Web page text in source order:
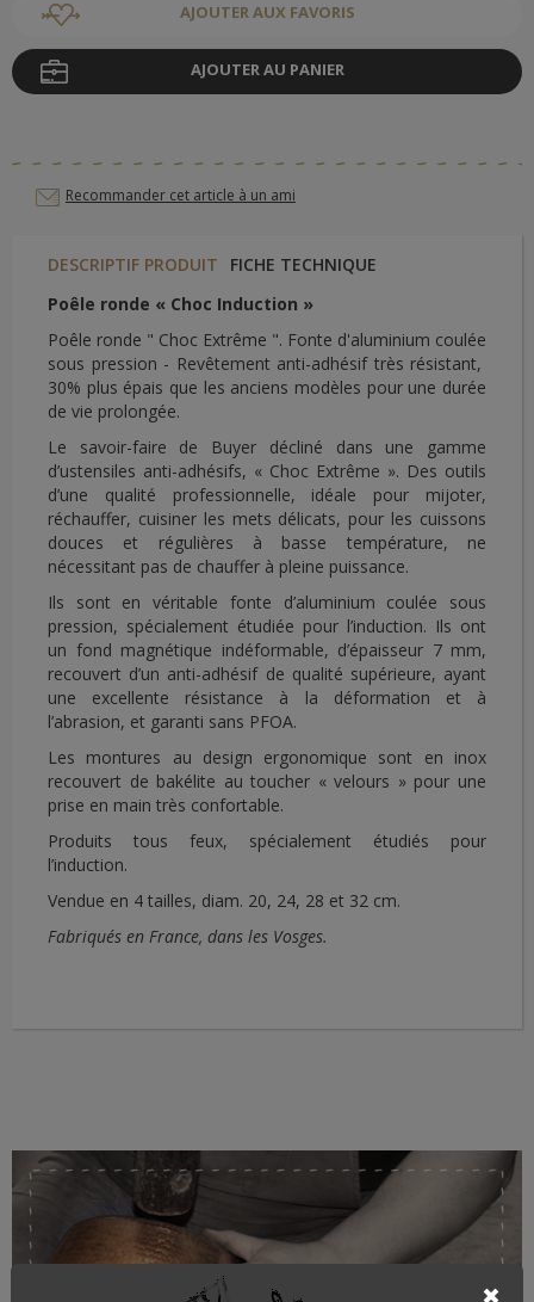
AJOUTER AUX FAVORIS
AJOUTER AU PANIER
Recommander cet article à un ami
DESCRIPTIF PRODUIT
FICHE TECHNIQUE
Poêle ronde « Choc Induction »
Poêle ronde " Choc Extrême ". Fonte d'aluminium coulée
sous pression - Revêtement anti-adhésif très résistant,
30% plus épais que les anciens modèles pour une durée
de vie prolongée.
Le savoir-faire de Buyer décliné dans une gamme
d’ustensiles anti-adhésifs, « Choc Extrême ». Des outils
d’une qualité professionnelle, idéale pour mijoter,
réchauffer, cuisiner les mets délicats, pour les cuissons
douces et régulières à basse température, ne
nécessitant pas de chauffer à pleine puissance.
Ils sont en véritable fonte d’aluminium coulée sous
pression, spécialement étudiée pour l’induction. Ils ont
un fond magnétique indéformable, d’épaisseur 7 mm,
recouvert d’un anti-adhésif de qualité supérieure, ayant
une excellente résistance à la déformation et à
l’abrasion, et garanti sans PFOA.
Les montures au design ergonomique sont en inox
recouvert de bakélite au toucher « velours » pour une
prise en main très confortable.
Produits tous feux, spécialement étudiés pour
l’induction.
Vendue en 4 tailles, diam. 20, 24, 28 et 32 cm.
Fabriqués en France, dans les Vosges.